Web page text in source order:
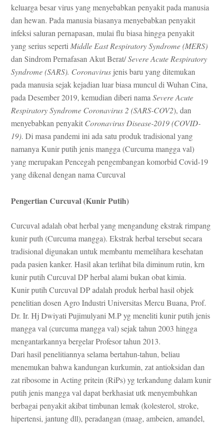
keluarga besar virus yang menyebabkan penyakit pada manusia
dan hewan. Pada manusia biasanya menyebabkan penyakit
infeksi saluran pernapasan, mulai flu biasa hingga penyakit
yang serius seperti Middle East Respiratory Syndrome (MERS)
dan Sindrom Pernafasan Akut Berat/Severe Acute Respiratory
Syndrome (SARS). Coronavirus jenis baru yang ditemukan
pada manusia sejak kejadian luar biasa muncul di Wuhan Cina,
pada Desember 2019, kemudian diberi nama Severe Acute
Respiratory Syndrome Coronavirus 2 (SARS-COV2), dan
menyebabkan penyakit Coronavirus Disease-2019 (COVID-
19). Di masa pandemi ini ada satu produk tradisional yang
namanya Kunir putih jenis mangga (Curcuma mangga val)
yang merupakan Pencegah pengembangan komorbid Covid-19
yang dikenal dengan nama Curcuval
Pengertian Curcuval (Kunir Putih)
Curcuval adalah obat herbal yang mengandung ekstrak rimpang
kunir puth (Curcuma mangga). Ekstrak herbal tersebut secara
tradisional digunakan untuk membantu memelihara kesehatan
pada pasien kanker. Hasil akan terlihat bila diminum rutin, krn
kunir putih Curcuval DP herbal alami bukan obat kimia.
Kunir putih Curcuval DP adalah produk herbal hasil objek
penelitian dosen Agro Industri Universitas Mercu Buana, Prof.
Dr. Ir. Hj Dwiyati Pujimulyani M.P yg meneliti kunir putih jenis
mangga val (curcuma mangga val) sejak tahun 2003 hingga
mengantarkannya bergelar Profesor tahun 2013.
Dari hasil penelitiannya selama bertahun-tahun, beliau
menemukan bahwa kandungan kurkumin, zat antioksidan dan
zat ribosome in Acting pritein (RiPs) yg terkandung dalam kunir
putih jenis mangga val dapat berkhasiat utk menyembuhkan
berbagai penyakit akibat timbunan lemak (kolesterol, stroke,
hipertensi, jantung dll), peradangan (maag, ambeien, amandel,